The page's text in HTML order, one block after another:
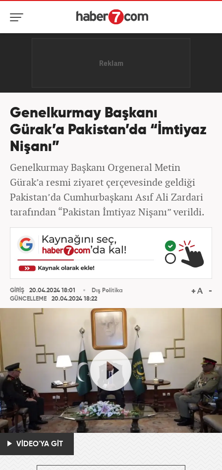
Genelkurmay Başkanı
Gürak’a Pakistan’da “İmtiyaz
Nişanı”
Genelkurmay Başkanı Orgeneral Metin
Gürak’a resmi ziyaret çerçevesinde geldiği
Pakistan’da Cumhurbaşkanı Asıf Ali Zardari
tarafından “Pakistan İmtiyaz Nişanı” verildi.
GİRİŞ
20.04.2024 18:01
GÜNCELLEME
20.04.2024 18:22
Dış Politika
VİDEO'YA GİT